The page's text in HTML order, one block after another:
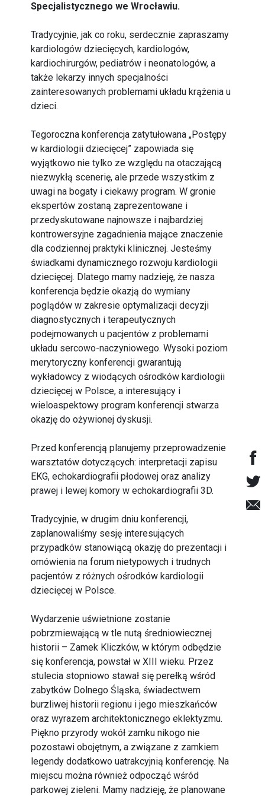
Specjalistycznego we Wrocławiu.
Tradycyjnie, jak co roku, serdecznie zapraszamy
kardiologów dziecięcych, kardiologów,
kardiochirurgów, pediatrów i neonatologów, a
także lekarzy innych specjalności
zainteresowanych problemami układu krążenia u
dzieci.
Tegoroczna konferencja zatytułowana „Postępy
w kardiologii dziecięcej” zapowiada się
wyjątkowo nie tylko ze względu na otaczającą
niezwykłą scenerię, ale przede wszystkim z
uwagi na bogaty i ciekawy program. W gronie
ekspertów zostaną zaprezentowane i
przedyskutowane najnowsze i najbardziej
kontrowersyjne zagadnienia mające znaczenie
dla codziennej praktyki klinicznej. Jesteśmy
świadkami dynamicznego rozwoju kardiologii
dziecięcej. Dlatego mamy nadzieję, że nasza
konferencja będzie okazją do wymiany
poglądów w zakresie optymalizacji decyzji
diagnostycznych i terapeutycznych
podejmowanych u pacjentów z problemami
układu sercowo-naczyniowego. Wysoki poziom
merytoryczny konferencji gwarantują
wykładowcy z wiodących ośrodków kardiologii
dziecięcej w Polsce, a interesujący i
wieloaspektowy program konferencji stwarza
okazję do ożywionej dyskusji.
Przed konferencją planujemy przeprowadzenie
warsztatów dotyczących: interpretacji zapisu
EKG, echokardiografii płodowej oraz analizy
prawej i lewej komory w echokardiografii 3D.
Tradycyjnie, w drugim dniu konferencji,
zaplanowaliśmy sesję interesujących
przypadków stanowiącą okazję do prezentacji i
omówienia na forum nietypowych i trudnych
pacjentów z różnych ośrodków kardiologii
dziecięcej w Polsce.
Wydarzenie uświetnione zostanie
pobrzmiewającą w tle nutą średniowiecznej
historii – Zamek Kliczków, w którym odbędzie
się konferencja, powstał w XIII wieku. Przez
stulecia stopniowo stawał się perełką wśród
zabytków Dolnego Śląska, świadectwem
burzliwej historii regionu i jego mieszkańców
oraz wyrazem architektonicznego eklektyzmu.
Piękno przyrody wokół zamku nikogo nie
pozostawi obojętnym, a związane z zamkiem
legendy dodatkowo uatrakcyjnią konferencję. Na
miejscu można również odpocząć wśród
parkowej zieleni. Mamy nadzieję, że planowane